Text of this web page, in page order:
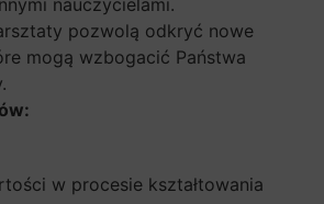
nauczycielami.
pozwolą odkryć nowe
mogą wzbogacić Państwa
w procesie kształtowania